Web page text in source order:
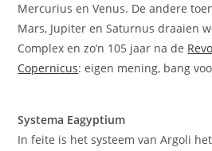
Mercurius en Venus. De andere
Mars, Jupiter en Saturnus draaien
Complex en zo’n 105 jaar na de
Copernicus: eigen mening, bang
Systema Eagyptium
In feite is het systeem van Argoli